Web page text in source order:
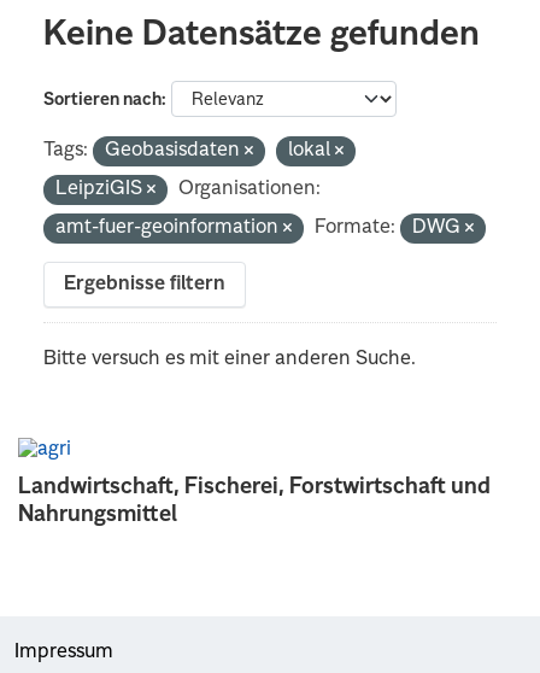
Landwirtschaft, Fischerei, Forstwirtschaft und
Nahrungsmittel
Keine Datensätze gefunden
Sortieren nach
Tags: Geobasisdaten
lokal
LeipziGIS
Organisationen:
amt-fuer-geoinformation
Formate: DWG
Ergebnisse filtern
Bitte versuch es mit einer anderen Suche.
Impressum